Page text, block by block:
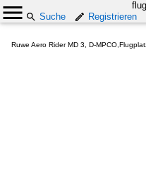
Suche
Registrieren
Ruwe Aero Rider MD 3, D-